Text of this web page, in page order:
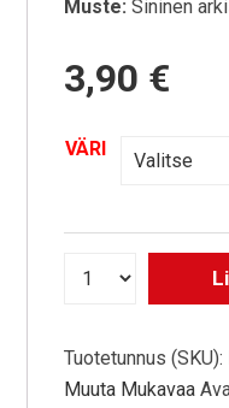
Muste: Sininen
3,90 €
VÄRI
Tuotetunnus (SKU):
Muuta Mukavaa